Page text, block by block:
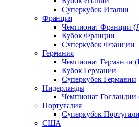
Суперкубок Италии
Франция
Чемпионат Франции
Кубок Франции
Суперкубок Франции
Германия
Чемпионат Германии
Кубок Германии
Суперкубок Германии
Нидерланды
Чемпионат Голландии
Португалия
Суперкубок
США